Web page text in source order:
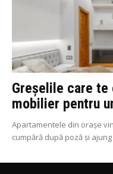
Greșelile care te
mobilier pentru
Apartamentele din orașe
cumpără după poză și